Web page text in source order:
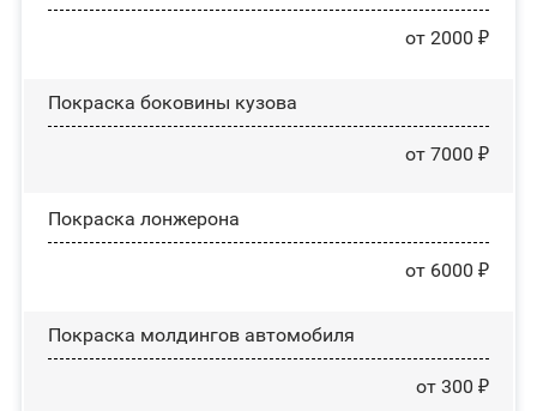
от 2000 ₽
Покраска боковины кузова
от 7000 ₽
Покраска лонжерона
от 6000 ₽
Покраска молдингов автомобиля
от 300 ₽